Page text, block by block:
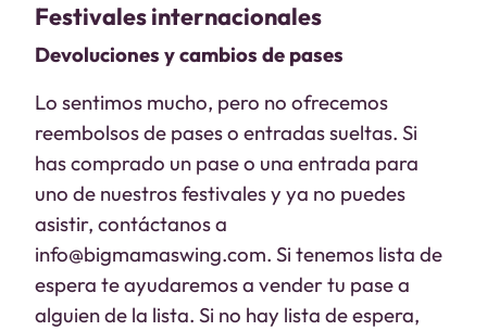
Festivales internacionales
Devoluciones y cambios de pases
Lo sentimos mucho, pero no ofrecemos
reembolsos de pases o entradas sueltas. Si
has comprado un pase o una entrada para
uno de nuestros festivales y ya no puedes
asistir, contáctanos a
info@bigmamaswing.com. Si tenemos lista de
espera te ayudaremos a vender tu pase a
alguien de la lista. Si no hay lista de espera,